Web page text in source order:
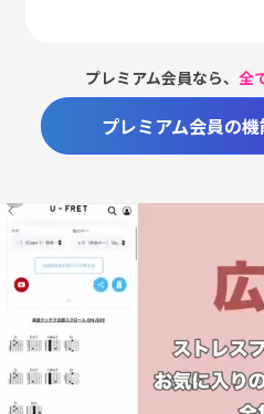
プレミアム会員なら、全
プレミアム会員の